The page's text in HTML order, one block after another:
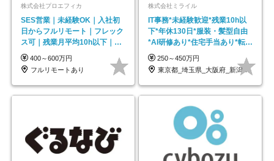
株式会社プロエフィカ
SES営業｜未経験OK｜入社初
日からフルリモート｜フレック
ス可｜残業月平均10h以下｜事
業立ち上げメンバー
400～600万円
フルリモートあり
株式会社ミライル
IT事務*未経験歓迎*残業10h以
下*年休130日*服装・髪型自由
*AI研修あり*住宅手当あり*転勤
なし
250～450万円
東京都_埼玉県_大阪府_新潟県_福岡県